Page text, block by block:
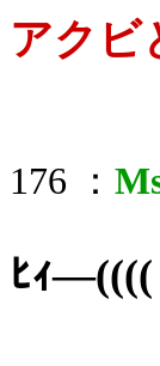
アクビ
176 ：
ﾋｨ―((((